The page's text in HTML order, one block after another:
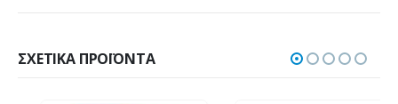
ΣΧΕΤΙΚΆ ΠΡΟΪΌΝΤΑ